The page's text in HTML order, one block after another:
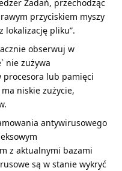
Zadań, przechodząc
przyciskiem myszy
lokalizację pliku”.
obserwuj w
nie zużywa
lub pamięci
niskie zużycie,
antywirusowego
z aktualnymi bazami
są w stanie wykryć